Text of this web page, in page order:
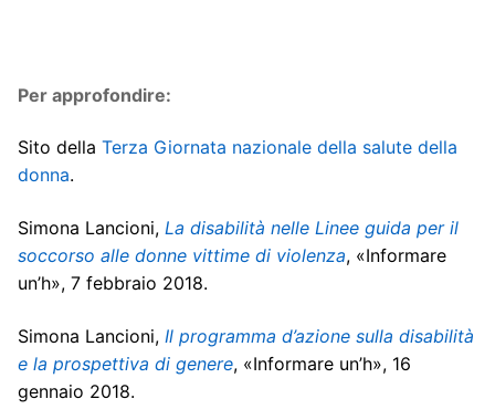
Per approfondire:
Sito della Terza Giornata nazionale della salute della
donna.
Simona Lancioni, La disabilità nelle Linee guida per il
soccorso alle donne vittime di violenza, «Informare
un’h», 7 febbraio 2018.
Simona Lancioni, Il programma d’azione sulla disabilità
e la prospettiva di genere, «Informare un’h», 16
gennaio 2018.